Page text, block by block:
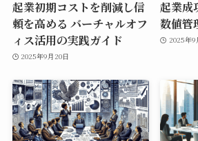
起業初期コストを削減し信
頼を高める バーチャルオフ
ィス活用の実践ガイド
2025年9月20日
起業成
数値管
2025年9